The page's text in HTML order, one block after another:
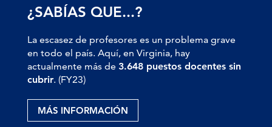
¿SABÍAS QUE...?
La escasez de profesores es un problema grave
en todo el país. Aquí, en Virginia, hay
actualmente más de 3.648 puestos docentes sin
cubrir. (FY23)
MÁS INFORMACIÓN